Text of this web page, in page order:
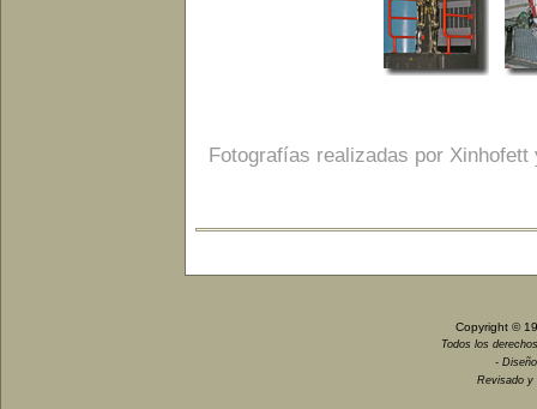
Fotografías realizadas por Xinhofett
Copyright ©
Todos los
-
Revisado y